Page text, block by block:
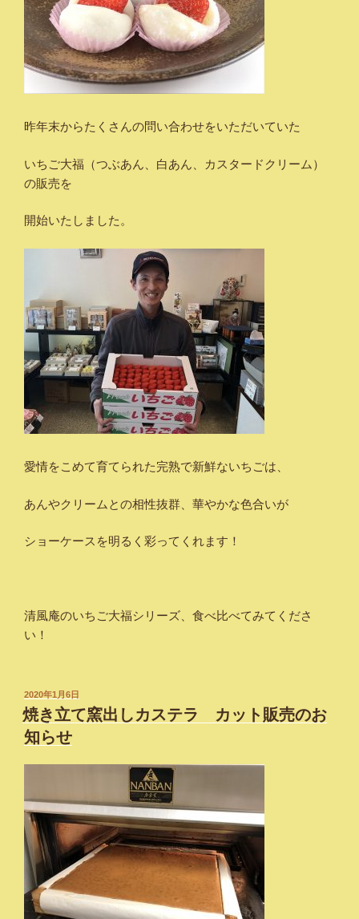
昨年末からたくさんの問い合わせをいただいていた
いちご大福（つぶあん、白あん、カスタードクリーム）
の販売を
開始いたしました。
愛情をこめて育てられた完熟で新鮮ないちごは、
あんやクリームとの相性抜群、華やかな色合いが
ショーケースを明るく彩ってくれます！
清風庵のいちご大福シリーズ、食べ比べてみてくださ
い！
投
稿
日:
2020年1月6日
焼き立て窯出しカステラ カット販売のお
知らせ